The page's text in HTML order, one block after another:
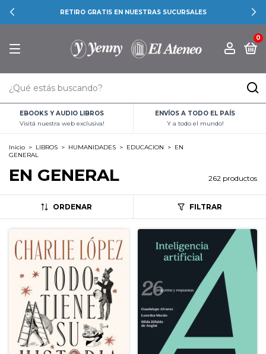
RETIRO GRATIS EN NUESTRAS SUCURSALES
0
EBOOKS Y AUDIO LIBROS
Visitá nuestra web exclusiva!
ENVÍOS A TODO EL PAÍS
Y a todo el mundo!
Inicio > LIBROS > HUMANIDADES > EDUCACION > EN
GENERAL
EN GENERAL 262 productos
ORDENAR FILTRAR